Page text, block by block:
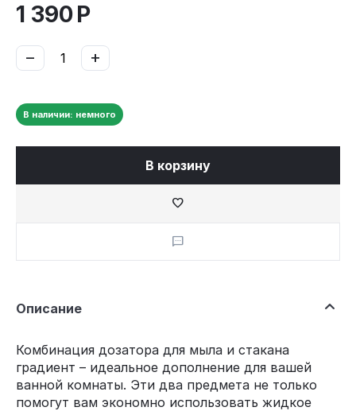
1 390Р
+
−
В наличии: немного
В корзину
Описание
Комбинация дозатора для мыла и стакана
градиент – идеальное дополнение для вашей
ванной комнаты. Эти два предмета не только
помогут вам экономно использовать жидкое